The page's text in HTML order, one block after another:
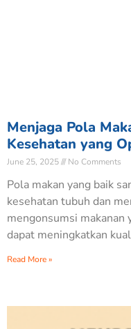
Menjaga Pola
Kesehatan yang
June 25, 2025 No Comments
Pola makan yang baik
kesehatan tubuh dan
mengonsumsi makanan
dapat meningkatkan
Read More »